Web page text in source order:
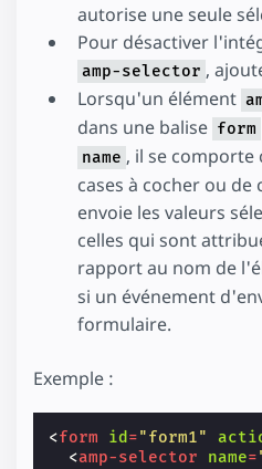
autorise une seule
Pour désactiver
amp-selector ,
Lorsqu'un élément
dans une balise form
name , il se
cases à cocher ou
envoie les valeurs
celles qui sont
rapport au nom de
si un événement
formulaire.
Exemple :
<form id ="form1"
<amp-selector name=